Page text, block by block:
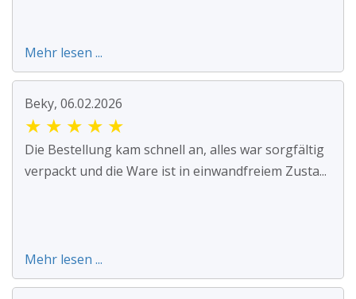
Mehr lesen ...
Beky, 06.02.2026
★ ★ ★ ★ ★
Die Bestellung kam schnell an, alles war sorgfältig
verpackt und die Ware ist in einwandfreiem Zusta...
Mehr lesen ...